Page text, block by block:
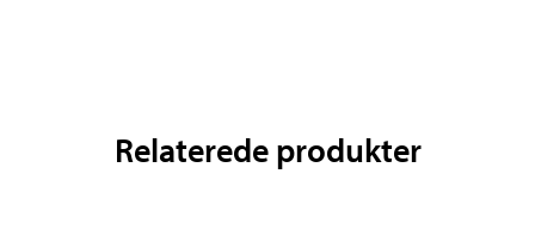
Relaterede produkter